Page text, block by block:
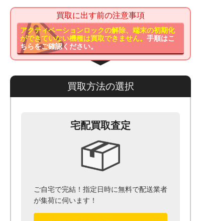
買取に出す前の注意事項
アクティベーションロックの解除、端末の初期化
ができていない機種は買取できません。手順はこ
ちらをご確認ください。
買取方法の選択
宅配買取査定
ご自宅で完結！指定日時に無料で配送業者
が集荷に伺います！